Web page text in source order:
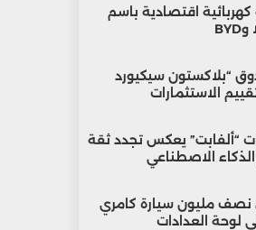
اقتصادية باسم
“بلاكستون سيكيورد
الاستثمارات
“ألفابت” يعكس تجدد ثقة
الاصطناعي
نصف مليون سيارة كامري
لوحة العدادات